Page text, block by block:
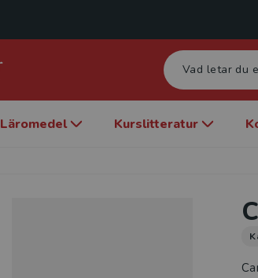
Läromedel Kurslitteratur